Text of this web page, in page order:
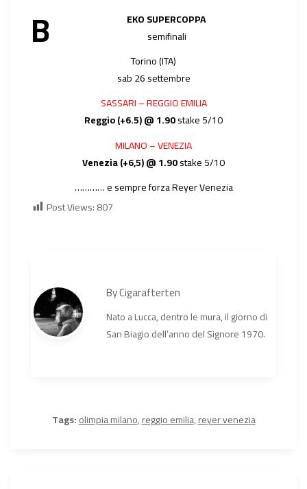
B
EKO SUPERCOPPA
semifinali
Torino (ITA)
sab 26 settembre
SASSARI – REGGIO EMILIA
Reggio (+6.5) @ 1.90stake 5/10
MILANO – VENEZIA
Venezia (+6,5) @ 1.90stake 5/10
………… e sempre forza Reyer Venezia
Post Views:807
ByCigarafterten
Nato a Lucca, dentro le mura, il giorno di
San Biagio dell’anno del Signore 1970.
Tags:olimpia milano,reggio emilia,reyer venezia